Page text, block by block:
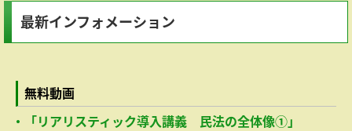
最新インフォメーション
無料動画
・「リアリスティック導入講義 民法の全体像①」